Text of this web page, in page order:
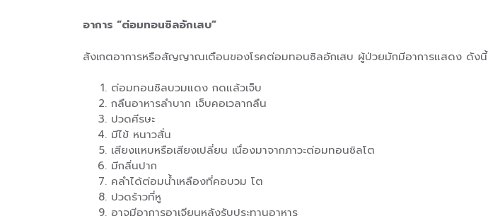
อาการ “ต่อมทอนซิลอักเสบ”
สังเกตอาการหรือสัญญาณเตือนของโรคต่อมทอนซิลอักเสบ ผู้ป่วยมักมีอาการแสดง ดังนี้
ต่อมทอนซิลบวมแดง กดแล้วเจ็บ
กลืนอาหารลำบาก เจ็บคอเวลากลืน
ปวดศีรษะ
มีไข้ หนาวสั่น
เสียงแหบหรือเสียงเปลี่ยน เนื่องมาจากภาวะต่อมทอนซิลโต
มีกลิ่นปาก
คลำได้ต่อมน้ำเหลืองที่คอบวม โต
ปวดร้าวที่หู
อาจมีอาการอาเจียนหลังรับประทานอาหาร